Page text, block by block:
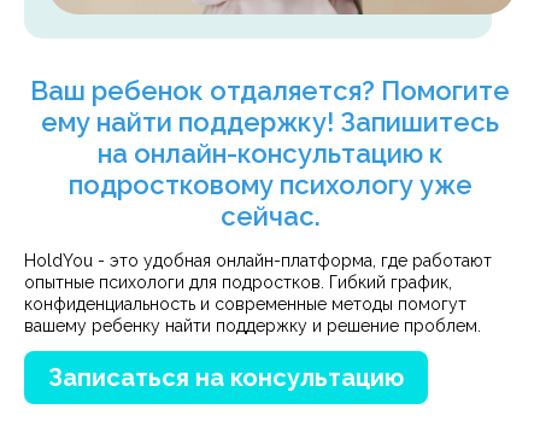
Ваш ребенок отдаляется? Помогите
ему найти поддержку! Запишитесь
на онлайн-консультацию к
подростковому психологу уже
сейчас.
HoldYou - это удобная онлайн-платформа, где работают
опытные психологи для подростков. Гибкий график,
конфиденциальность и современные методы помогут
вашему ребенку найти поддержку и решение проблем.
Записаться на консультацию